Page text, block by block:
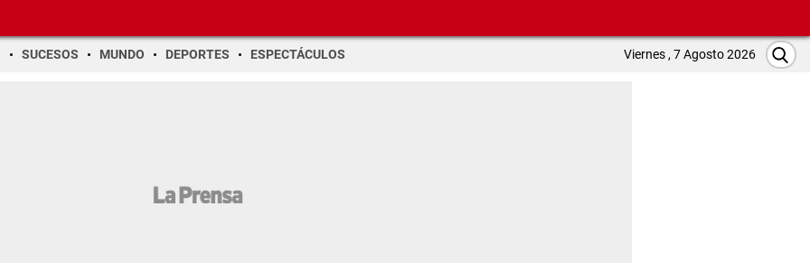
SUCESOS MUNDO DEPORTES ESPECTÁCULOS Viernes , 7 Agosto 2026